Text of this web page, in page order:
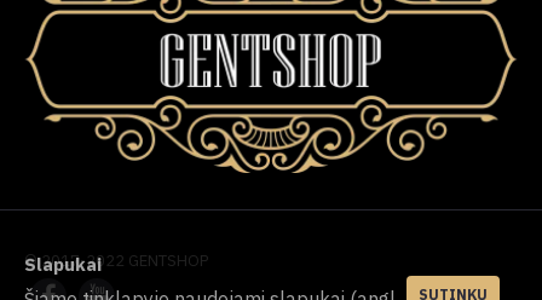
© 2017-2022 GENTSHOP
SUTINKU
Slapukai